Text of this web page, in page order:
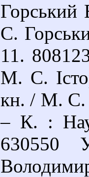
Горський
С.
11.
М. С.
кн. / М. С.
– К. :
630550